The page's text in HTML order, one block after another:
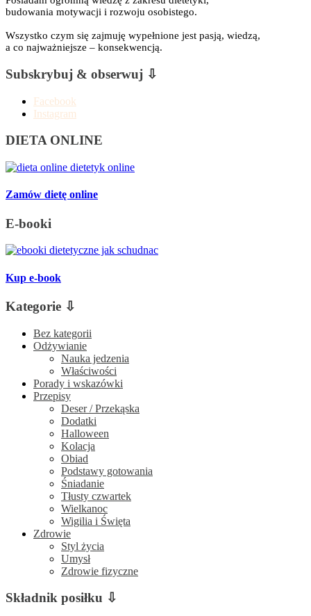
budowania motywacji i rozwoju osobistego.
Wszystko czym się zajmuję wypełnione jest pasją, wiedzą,
a co najważniejsze – konsekwencją.
Subskrybuj & obserwuj ⇩
Facebook
Instagram
DIETA ONLINE
Zamów dietę online
E-booki
Kup e-book
Kategorie ⇩
Bez kategorii
Odżywianie
Nauka jedzenia
Właściwości
Porady i wskazówki
Przepisy
Deser / Przekąska
Dodatki
Halloween
Kolacja
Obiad
Podstawy gotowania
Śniadanie
Tłusty czwartek
Wielkanoc
Wigilia i Święta
Zdrowie
Styl życia
Umysł
Zdrowie fizyczne
Składnik posiłku ⇩